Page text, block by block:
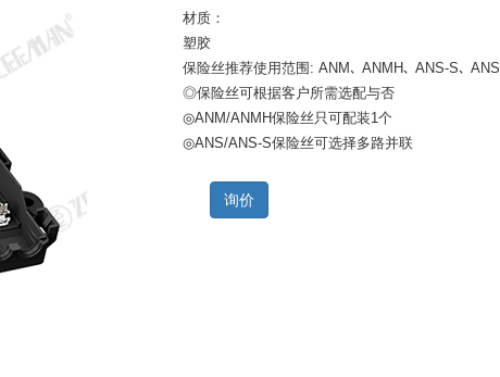
材质：
塑胶
保险丝推荐使用范围: ANM､ ANMH､ ANS-S､ ANS
◎保险丝可根据客户所需选配与否
◎ANM/ANMH保险丝只可配装1个
◎ANS/ANS-S保险丝可选择多路并联
询价